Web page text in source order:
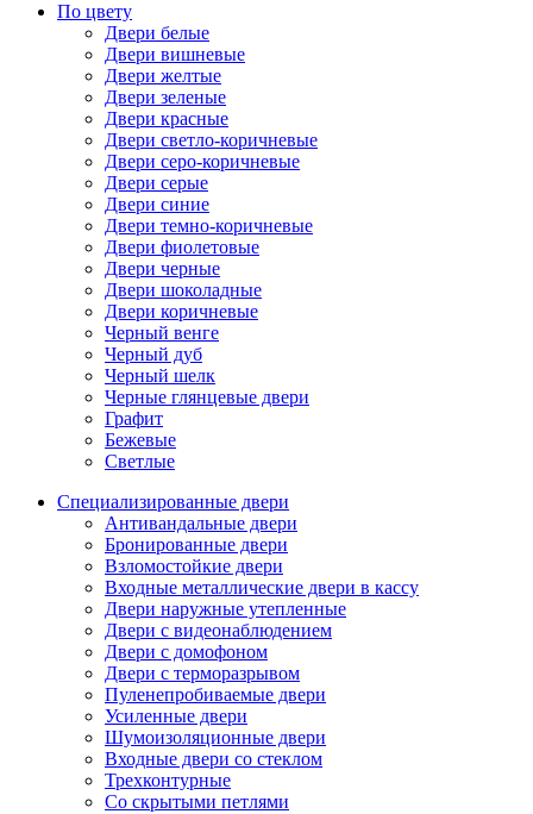
По цвету
Двери белые
Двери вишневые
Двери желтые
Двери зеленые
Двери красные
Двери светло-коричневые
Двери серо-коричневые
Двери серые
Двери синие
Двери темно-коричневые
Двери фиолетовые
Двери черные
Двери шоколадные
Двери коричневые
Черный венге
Черный дуб
Черный шелк
Черные глянцевые двери
Графит
Бежевые
Светлые
Специализированные двери
Антивандальные двери
Бронированные двери
Взломостойкие двери
Входные металлические двери в кассу
Двери наружные утепленные
Двери с видеонаблюдением
Двери с домофоном
Двери с терморазрывом
Пуленепробиваемые двери
Усиленные двери
Шумоизоляционные двери
Входные двери со стеклом
Трехконтурные
Со скрытыми петлями